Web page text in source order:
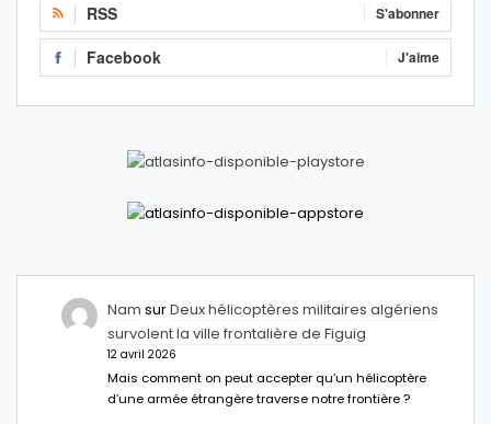
RSS S'abonner
Facebook J'aime
Nam surDeux hélicoptères militaires algériens
survolent la ville frontalière de Figuig
12 avril 2026
Mais comment on peut accepter qu’un hélicoptère
d’une armée étrangère traverse notre frontière ?